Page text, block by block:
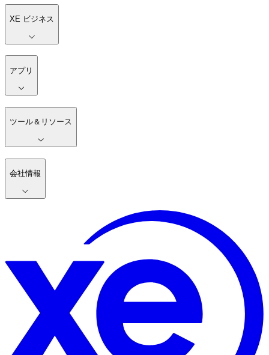
XE ビジネス
アプリ
ツール＆リソース
会社情報